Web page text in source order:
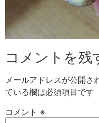
コメントを残
メールアドレスが公開さ
ている欄は必須項目です
コメント ※